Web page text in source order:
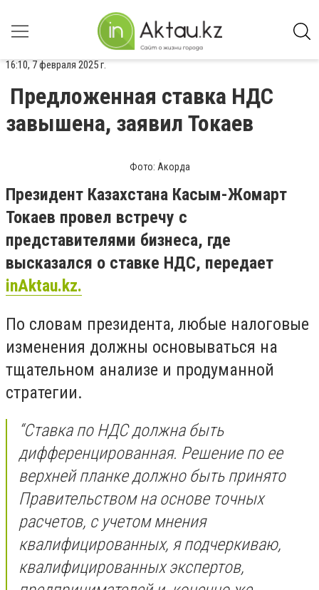
16:10, 7 февраля 2025 г.
Предложенная ставка НДС
завышена, заявил Токаев
Фото: Акорда
Президент Казахстана Касым-Жомарт
Токаев провел встречу с
представителями бизнеса, где
высказался о ставке НДС, передает
inAktau.kz.
По словам президента, любые налоговые
изменения должны основываться на
тщательном анализе и продуманной
стратегии.
“Ставка по НДС должна быть
дифференцированная. Решение по ее
верхней планке должно быть принято
Правительством на основе точных
расчетов, с учетом мнения
квалифицированных, я подчеркиваю,
квалифицированных экспертов,